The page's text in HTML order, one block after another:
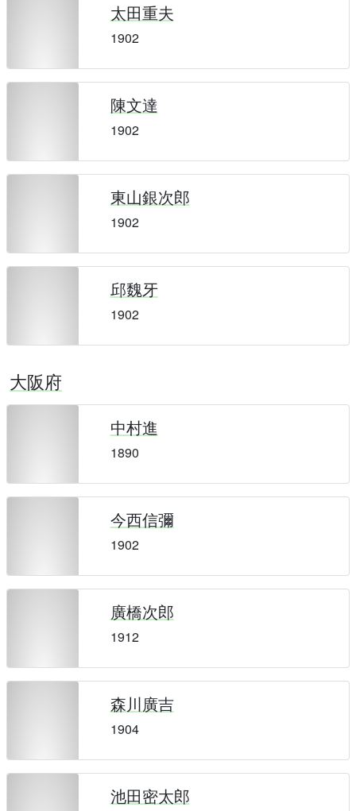
太田重夫
1902
陳文達
1902
東山銀次郎
1902
邱魏牙
1902
大阪府
中村進
1890
今西信彌
1902
廣橋次郎
1912
森川廣吉
1904
池田密太郎